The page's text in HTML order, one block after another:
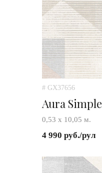
# GX37656
Aura Simple
0,53 х 10,05 м.
4 990 руб./рул